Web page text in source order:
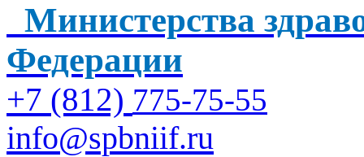
Министерства
Федерации
+7 (812) 775-75-55
info@spbniif.ru